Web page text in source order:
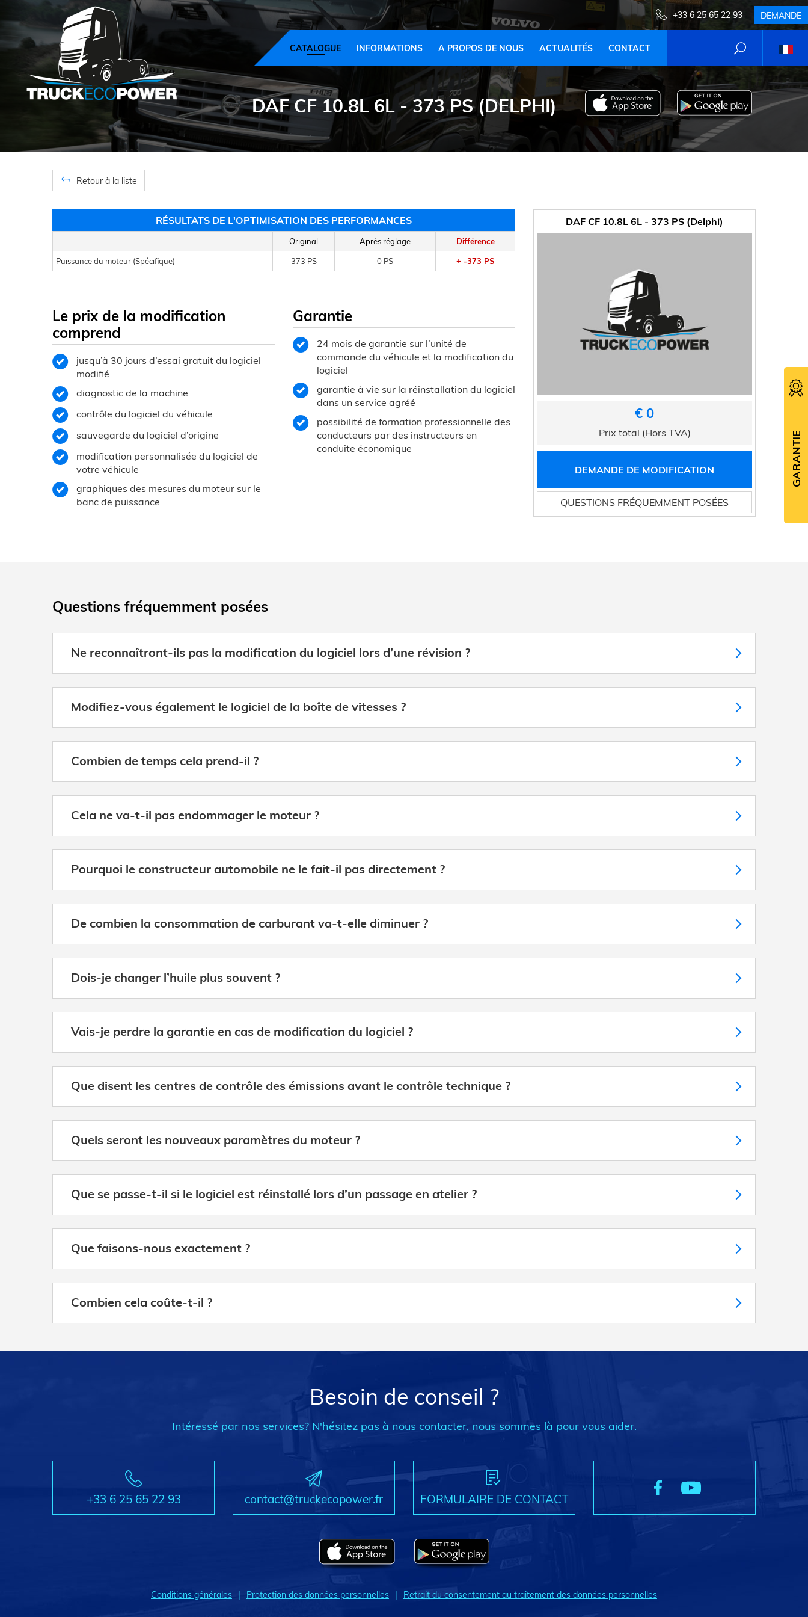
+33 6 25 65 22 93 DEMANDE
CATALOGUE INFORMATIONS A PROPOS DE NOUS ACTUALITÉS CONTACT
DAF CF 10.8L 6L - 373 PS (DELPHI)
Retour à la liste
DAF CF 10.8L 6L - 373 PS (Delphi)
€ 0
Prix total (Hors TVA)
DEMANDE DE MODIFICATION
QUESTIONS FRÉQUEMMENT POSÉES
RÉSULTATS DE L'OPTIMISATION DES PERFORMANCES
Original Après réglage Différence
Puissance du moteur (Spécifique) 373 PS 0 PS + -373 PS
Le prix de la modification
comprend
jusqu’à 30 jours d’essai gratuit du logiciel
modifié
diagnostic de la machine
contrôle du logiciel du véhicule
sauvegarde du logiciel d’origine
modification personnalisée du logiciel de
votre véhicule
graphiques des mesures du moteur sur le
banc de puissance
Garantie
24 mois de garantie sur l’unité de
commande du véhicule et la modification du
logiciel
garantie à vie sur la réinstallation du logiciel
dans un service agréé
possibilité de formation professionnelle des
conducteurs par des instructeurs en
conduite économique
Questions fréquemment posées
Ne reconnaîtront-ils pas la modification du logiciel lors d’une révision ?
Modifiez-vous également le logiciel de la boîte de vitesses ?
Combien de temps cela prend-il ?
Cela ne va-t-il pas endommager le moteur ?
Pourquoi le constructeur automobile ne le fait-il pas directement ?
De combien la consommation de carburant va-t-elle diminuer ?
Dois-je changer l’huile plus souvent ?
Vais-je perdre la garantie en cas de modification du logiciel ?
Que disent les centres de contrôle des émissions avant le contrôle technique ?
Quels seront les nouveaux paramètres du moteur ?
Que se passe-t-il si le logiciel est réinstallé lors d’un passage en atelier ?
Que faisons-nous exactement ?
Combien cela coûte-t-il ?
Besoin de conseil ?
Intéressé par nos services? N'hésitez pas à nous contacter, nous sommes là pour vous aider.
+33 6 25 65 22 93 contact@truckecopower.fr FORMULAIRE DE CONTACT
Conditions générales Protection des données personnelles Retrait du consentement au traitement des données personnelles
GARANTIE